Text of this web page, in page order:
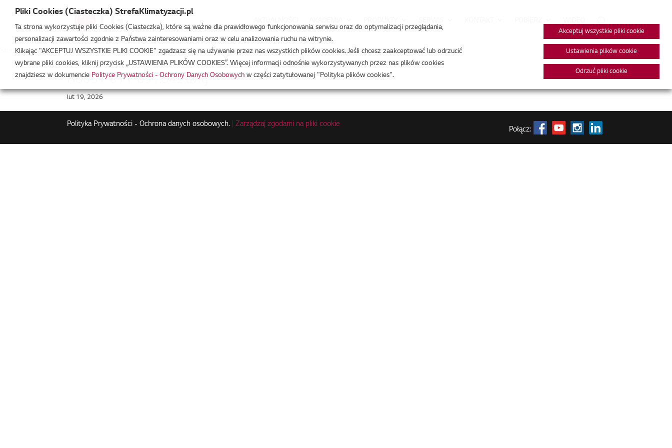
Strefa Klimatyzacji /HU091U42
HU051-071-091.U42.dwg
lut 19, 2026
Polityka Prywatności - Ochrona danych osobowych. |Zarządzaj zgodami na pliki cookie
Połącz:
Pliki Cookies (Ciasteczka) StrefaKlimatyzacji.pl
Ta strona wykorzystuje pliki Cookies (Ciasteczka), które są ważne dla prawidłowego funkcjonowania serwisu oraz do optymalizacji przeglądania,
personalizacji zawartości zgodnie z Państwa zainteresowaniami oraz w celu analizowania ruchu na witrynie.
Klikając "AKCEPTUJ WSZYSTKIE PLIKI COOKIE" zgadzasz się na używanie przez nas wszystkich plików cookies. Jeśli chcesz zaakceptować lub odrzucić
wybrane pliki cookies, kliknij przycisk „USTAWIENIA PLIKÓW COOKIES”. Więcej informacji odnośnie wykorzystywanych przez nas plików cookies
znajdziesz w dokumencie Polityce Prywatności - Ochrony Danych Osobowych w części zatytułowanej "Polityka plików cookies".
Akceptuj wszystkie pliki cookie
Ustawienia plików cookie
Odrzuć pliki cookie